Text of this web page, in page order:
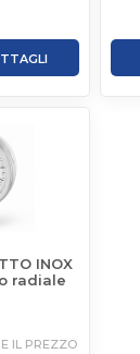
INOX
radiale
IL PREZZO